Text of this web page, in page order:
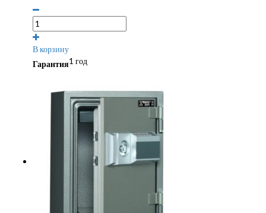
В корзину
Гарантия1 год